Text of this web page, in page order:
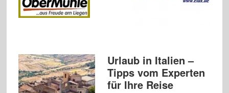
Urlaub in Italien –
Tipps vom Experten
für Ihre Reise